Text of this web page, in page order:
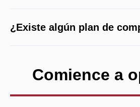
¿Existe algún plan de
Comience a